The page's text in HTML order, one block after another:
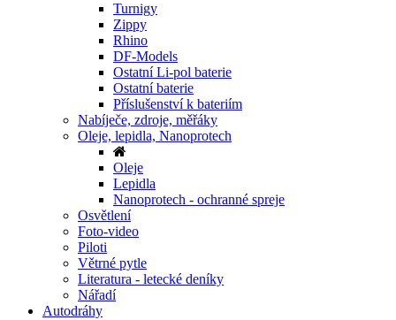
Turnigy
Zippy
Rhino
DF-Models
Ostatní Li-pol baterie
Ostatní baterie
Příslušenství k bateriím
Nabíječe, zdroje, měřáky
Oleje, lepidla, Nanoprotech
Oleje
Lepidla
Nanoprotech - ochranné spreje
Osvětlení
Foto-video
Piloti
Větrné pytle
Literatura - letecké deníky
Nářadí
Autodráhy